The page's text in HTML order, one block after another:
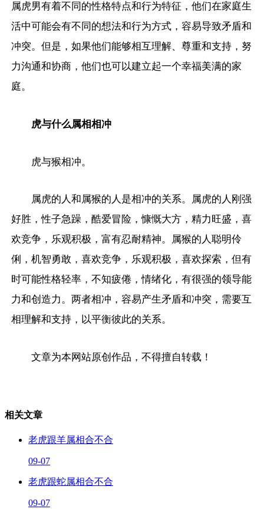
属虎男有着不同的性格特点和行为特征，他们在家庭生
活中可能会有不同的想法和行为方式，容易导致矛盾和
冲突。但是，如果他们能够相互理解、尊重和支持，努
力沟通和协商，他们也可以建立起一个幸福美满的家
庭。
虎与什么属相相冲
虎与猴相冲。
属虎的人和属猴的人是相冲的关系。属虎的人刚强
好胜，性子急躁，酷爱冒险，慷慨大方，精力旺盛，喜
欢竞争，乐观积极，富有忍耐精神。属猴的人聪明伶
俐，机智勇敢，喜欢竞争，乐观积极，喜欢探索，但有
时可能性格轻率，不知疲倦，情绪化，有很强的领导能
力和创造力。两者相冲，容易产生矛盾和冲突，需要互
相理解和支持，以平衡彼此的关系。
文章为本网站原创作品，不得擅自转载！
相关文章
老虎跟羊属相合不合
09-07
老虎跟蛇属相合不合
09-07